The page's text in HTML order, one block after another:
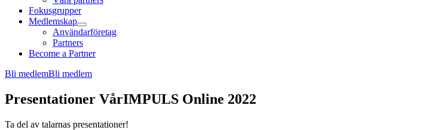
Fokusgrupper
Medlemskap
Användarföretag
Partners
Become a Partner
Bli medlemBli medlem
Presentationer VårIMPULS Online 2022
Ta del av talarnas presentationer!